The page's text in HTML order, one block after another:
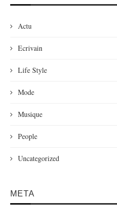
Actu
Ecrivain
Life Style
Mode
Musique
People
Uncategorized
META